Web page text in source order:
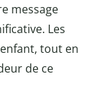
message
Les
tout en
de ce